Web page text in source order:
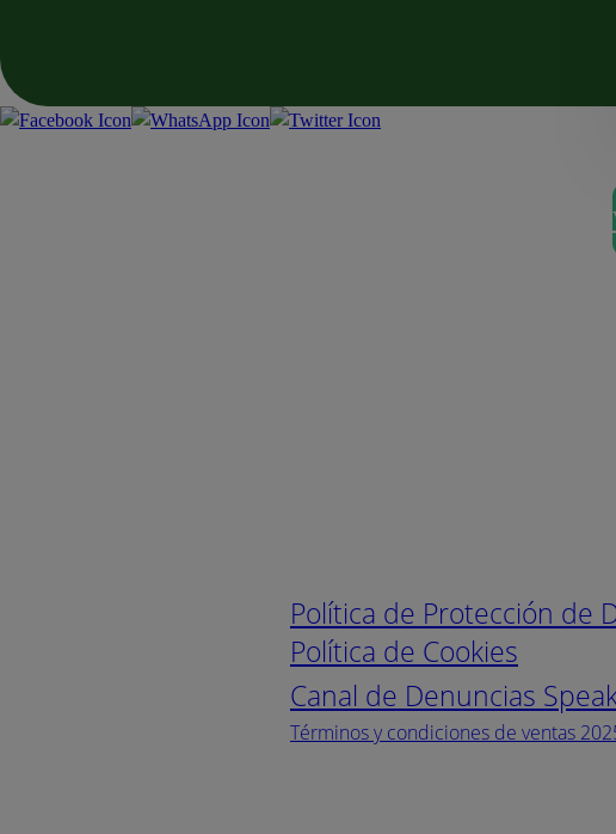
Política de Protección de
Política de Cookies
Canal de Denuncias
Términos y condiciones de ventas